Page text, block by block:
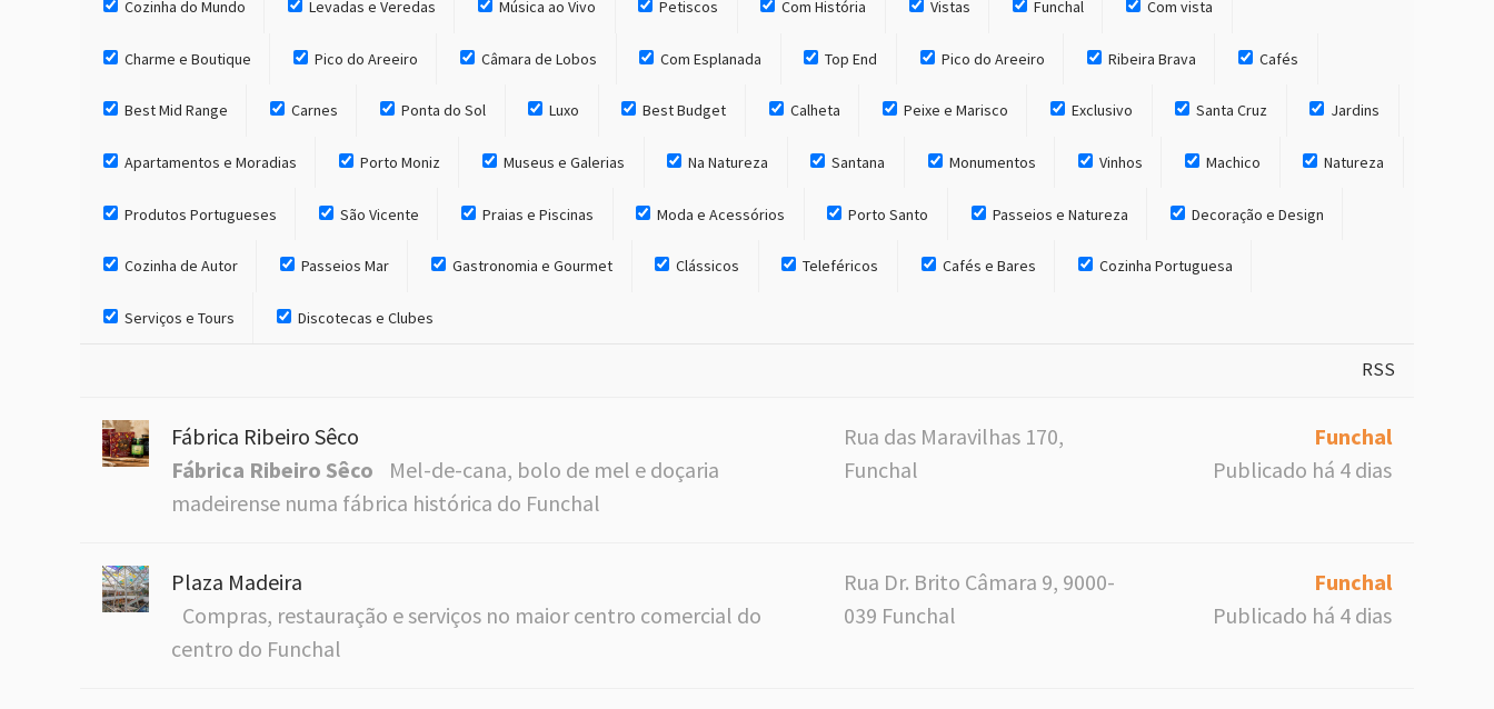
Cozinha do Mundo Levadas e Veredas Música ao Vivo Petiscos Com História Vistas Funchal Com vista
Charme e Boutique Pico do Areeiro Câmara de Lobos Com Esplanada Top End Pico do Areeiro Ribeira Brava Cafés
Best Mid Range Carnes Ponta do Sol Luxo Best Budget Calheta Peixe e Marisco Exclusivo Santa Cruz Jardins
Apartamentos e Moradias Porto Moniz Museus e Galerias Na Natureza Santana Monumentos Vinhos Machico Natureza
Produtos Portugueses São Vicente Praias e Piscinas Moda e Acessórios Porto Santo Passeios e Natureza Decoração e Design
Cozinha de Autor Passeios Mar Gastronomia e Gourmet Clássicos Teleféricos Cafés e Bares Cozinha Portuguesa
Serviços e Tours Discotecas e Clubes
RSS
Fábrica Ribeiro Sêco
Fábrica Ribeiro Sêco
Mel-de-cana, bolo de mel e doçaria
madeirense numa fábrica histórica do Funchal
Rua das Maravilhas 170,
Funchal
Funchal
Publicado há 4 dias
Plaza Madeira
Compras, restauração e serviços no maior centro comercial do
centro do Funchal
Rua Dr. Brito Câmara 9, 9000-
039 Funchal
Funchal
Publicado há 4 dias